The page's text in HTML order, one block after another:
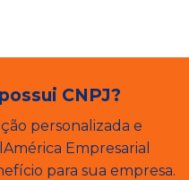
CNPJ?
personalizada e
Empresarial
para sua empresa.